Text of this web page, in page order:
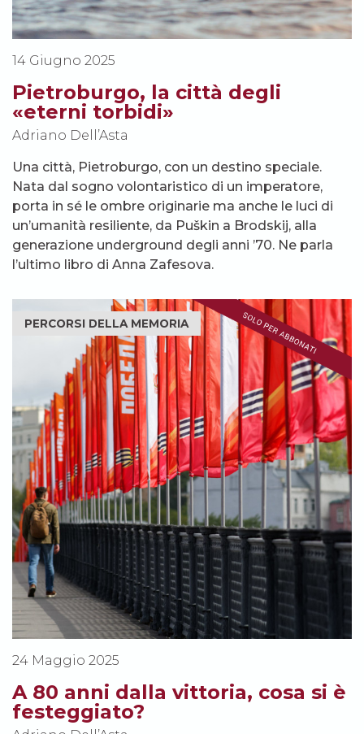
14 Giugno 2025
Pietroburgo, la città degli
«eterni torbidi»
Adriano Dell’Asta
Una città, Pietroburgo, con un destino speciale.
Nata dal sogno volontaristico di un imperatore,
porta in sé le ombre originarie ma anche le luci di
un’umanità resiliente, da Puškin a Brodskij, alla
generazione underground degli anni ’70. Ne parla
l’ultimo libro di Anna Zafesova.
PERCORSI DELLA MEMORIA
24 Maggio 2025
A 80 anni dalla vittoria, cosa si è
festeggiato?